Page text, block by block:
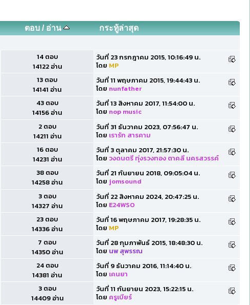
ตอบ/อ่าน กระทู้ล่าสุด
14 ตอบ
14122 อ่าน
วันที่ 23 กรกฎาคม 2015, 10:16:49 น.
โดย MP
13 ตอบ
14141 อ่าน
วันที่ 11 พฤษภาคม 2015, 19:44:43 น.
โดย nunfather
43 ตอบ
14156 อ่าน
วันที่ 13 สิงหาคม 2017, 11:54:00 น.
โดย nop music
2 ตอบ
14211 อ่าน
วันที่ 31 ธันวาคม 2023, 07:56:47 น.
โดย เรารัก สารคาม
16 ตอบ
14231 อ่าน
วันที่ 3 ตุลาคม 2017, 21:57:30 น.
โดย วงดนตรี ทุ่งรวงทอง ตาคลี นครสวรรค์
38 ตอบ
14258 อ่าน
วันที่ 21 กันยายน 2018, 09:05:04 น.
โดย jomsound
3 ตอบ
14327 อ่าน
วันที่ 22 สิงหาคม 2024, 20:47:25 น.
โดย E24WSO
23 ตอบ
14336 อ่าน
วันที่ 16 พฤษภาคม 2017, 19:28:35 น.
โดย MP
7 ตอบ
14350 อ่าน
วันที่ 28 กุมภาพันธ์ 2015, 18:48:30 น.
โดย นพ สุพรรณ
24 ตอบ
14381 อ่าน
วันที่ 9 ธันวาคม 2016, 11:14:40 น.
โดย เคนยา
3 ตอบ
14409 อ่าน
วันที่ 11 กันยายน 2023, 15:22:15 น.
โดย ครูเบียร์